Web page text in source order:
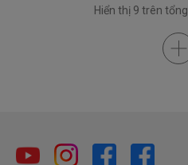
Hiển thị 9 trên